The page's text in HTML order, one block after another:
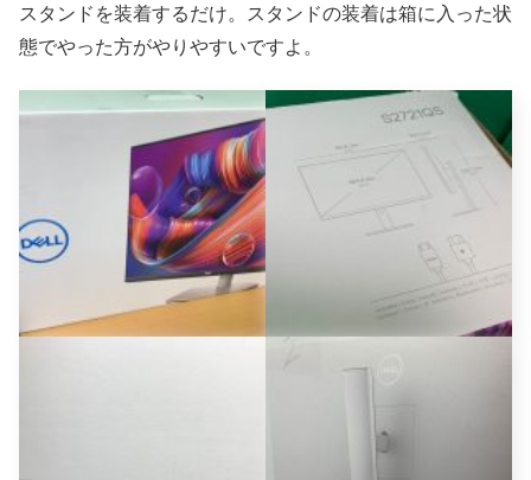
スタンドを装着するだけ。スタンドの装着は箱に入った状
態でやった方がやりやすいですよ。